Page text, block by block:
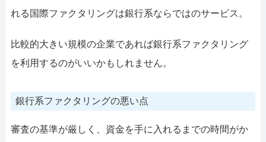
れる国際ファクタリングは銀行系ならではのサービス。
比較的大きい規模の企業であれば銀行系ファクタリング
を利用するのがいいかもしれません。
銀行系ファクタリングの悪い点
審査の基準が厳しく、資金を手に入れるまでの時間がか